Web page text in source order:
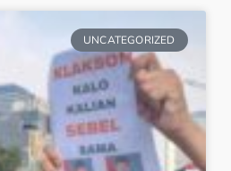
UNCATEGORIZED